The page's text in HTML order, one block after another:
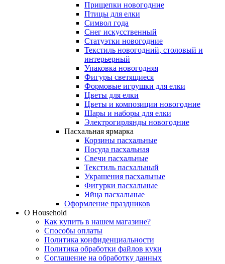
Прищепки новогодние
Птицы для елки
Символ года
Снег искусственный
Статуэтки новогодние
Текстиль новогодний, столовый и
интерьерный
Упаковка новогодняя
Фигуры светящиеся
Формовые игрушки для елки
Цветы для елки
Цветы и композиции новогодние
Шары и наборы для елки
Электрогирлянды новогодние
Пасхальная ярмарка
Корзины пасхальные
Посуда пасхальная
Свечи пасхальные
Текстиль пасхальный
Украшения пасхальные
Фигурки пасхальные
Яйца пасхальные
Оформление праздников
О Household
Как купить в нашем магазине?
Способы оплаты
Политика конфиденциальности
Политика обработки файлов куки
Соглашение на обработку данных